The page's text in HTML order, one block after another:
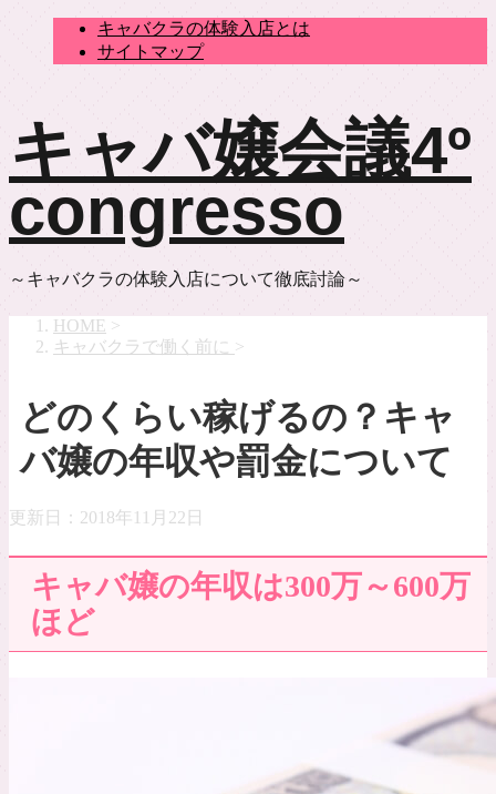
キャバクラの体験入店とは
サイトマップ
キャバ嬢会議4º
congresso
～キャバクラの体験入店について徹底討論～
HOME >
キャバクラで働く前に >
どのくらい稼げるの？キャ
バ嬢の年収や罰金について
更新日： 2018年11月22日
キャバ嬢の年収は300万～600万
ほど